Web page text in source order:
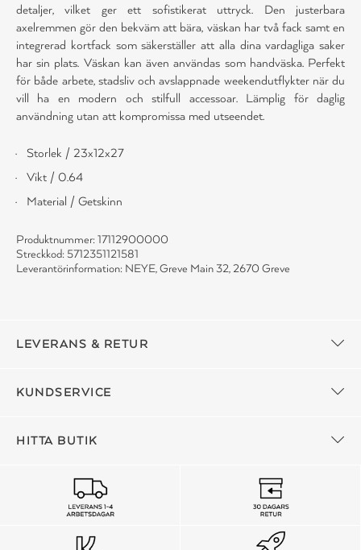
detaljer, vilket ger ett sofistikerat uttryck. Den justerbara
axelremmen gör den bekväm att bära, väskan har två fack samt en
integrerad kortfack som säkerställer att alla dina vardagliga saker
har sin plats. Väskan kan även användas som handväska. Perfekt
för både arbete, stadsliv och avslappnade weekendutflykter när du
vill ha en modern och stilfull accessoar. Lämplig för daglig
användning utan att kompromissa med utseendet.
Storlek / 23x12x27
Vikt / 0.64
Material / Getskinn
Produktnummer: 17112900000
Streckkod: 5712351121581
Leverantörinformation: NEYE, Greve Main 32, 2670 Greve
LEVERANS & RETUR
KUNDSERVICE
HITTA BUTIK